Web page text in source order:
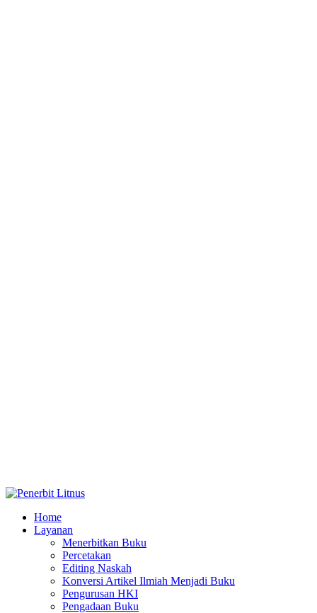
Home
Layanan
Menerbitkan Buku
Percetakan
Editing Naskah
Konversi Artikel Ilmiah Menjadi Buku
Pengurusan HKI
Pengadaan Buku